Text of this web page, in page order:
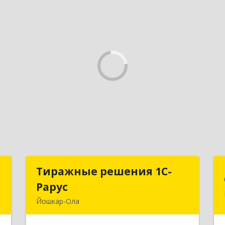
Тиражные решения 1С-
Рарус
Йошкар-Ола
Тиражные решения 1С-